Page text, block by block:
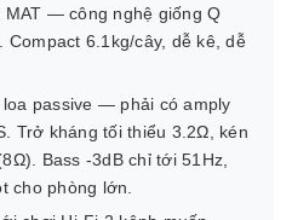
MAT — công nghệ giống Q
Compact 6.1kg/cây, dễ kê, dễ
loa passive — phải có amply
Trở kháng tối thiểu 3.2Ω, kén
Bass -3dB chỉ tới 51Hz,
cho phòng lớn.